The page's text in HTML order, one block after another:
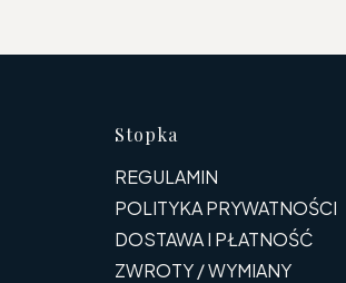
Linki w
Stopka
REGULAMIN
POLITYKA PRYWATNOŚCI
DOSTAWA I PŁATNOŚĆ
ZWROTY / WYMIANY